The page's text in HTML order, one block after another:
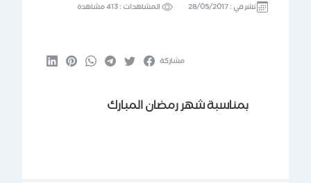
نشر في :28/05/2017 المشاهدات :413 مشاهدة
مشاركة
بمناسبة شهر رمضان المبارك